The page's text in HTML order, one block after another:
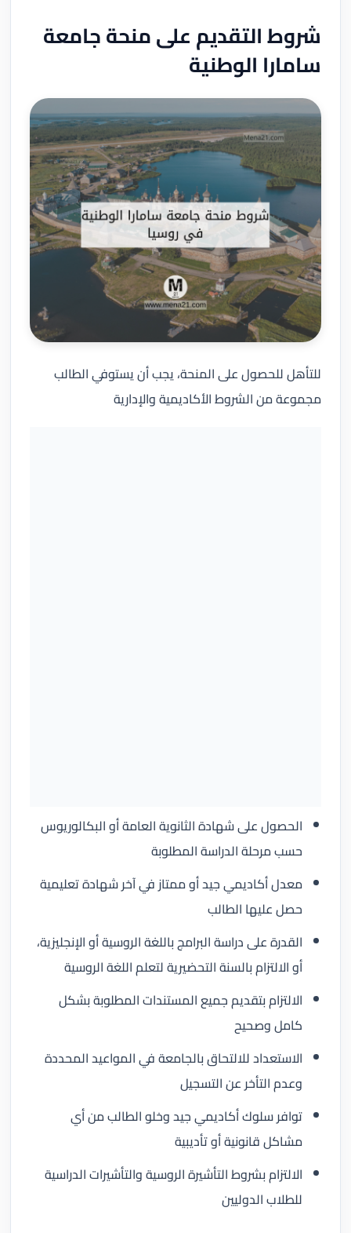
شروط التقديم على منحة جامعة
سامارا الوطنية
للتأهل للحصول على المنحة، يجب أن يستوفي الطالب
مجموعة من الشروط الأكاديمية والإدارية
الحصول على شهادة الثانوية العامة أو البكالوريوس
حسب مرحلة الدراسة المطلوبة
معدل أكاديمي جيد أو ممتاز في آخر شهادة تعليمية
حصل عليها الطالب
القدرة على دراسة البرامج باللغة الروسية أو الإنجليزية،
أو الالتزام بالسنة التحضيرية لتعلم اللغة الروسية
الالتزام بتقديم جميع المستندات المطلوبة بشكل
كامل وصحيح
الاستعداد للالتحاق بالجامعة في المواعيد المحددة
وعدم التأخر عن التسجيل
توافر سلوك أكاديمي جيد وخلو الطالب من أي
مشاكل قانونية أو تأديبية
الالتزام بشروط التأشيرة الروسية والتأشيرات الدراسية
للطلاب الدوليين